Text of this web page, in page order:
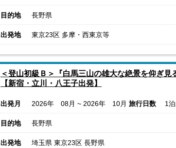
目的地 長野県
出発地 東京23区 多摩・西東京等
＜登山初級Ｂ＞『白馬三山の雄大な絶景を仰ぎ
【新宿・立川・八王子出発】
出発月 2026年 08月 ~ 2026年 10月 旅行日数 1
目的地 長野県
出発地 埼玉県 東京23区 長野県